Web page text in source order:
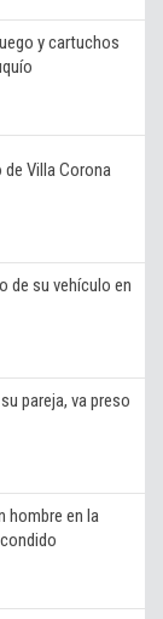
y cartuchos
de Villa Corona
de su vehículo en
pareja, va preso
hombre en la